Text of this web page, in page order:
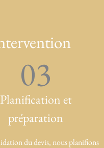
03
Planification et
préparation
du devis, nous planifions